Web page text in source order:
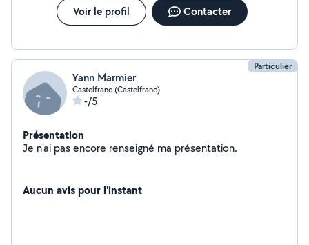
Voir le profil Contacter
Particulier
Yann Marmier
Castelfranc (Castelfranc)
-/5
Présentation
Je n'ai pas encore renseigné ma présentation.
Aucun avis pour l'instant